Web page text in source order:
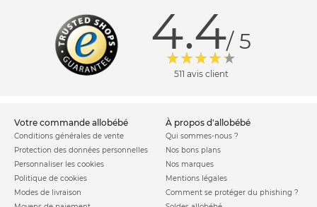
4.4/ 5
511 avis client
votre commande allobébé
Conditions générales de vente
Protection des données personnelles
Personnaliser les cookies
Politique de cookies
Modes de livraison
à propos d'allobébé
Qui sommes-nous ?
Nos bons plans
Nos marques
Mentions légales
Comment se protéger du phishing ?